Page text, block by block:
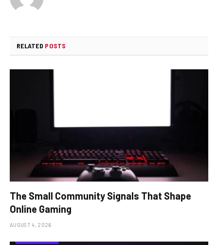
RELATED POSTS
The Small Community Signals That Shape
Online Gaming
AUGUST 4, 2026